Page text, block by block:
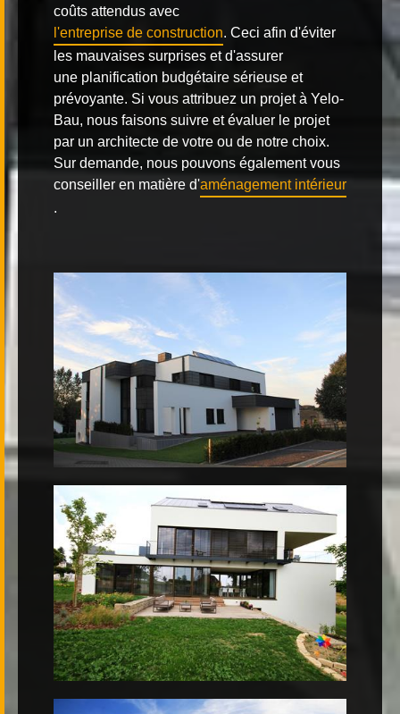
coûts attendus avec
l'entreprise de construction. Ceci afin d'éviter
les mauvaises surprises et d'assurer
une planification budgétaire sérieuse et
prévoyante. Si vous attribuez un projet à Yelo-
Bau, nous faisons suivre et évaluer le projet
par un architecte de votre ou de notre choix.
Sur demande, nous pouvons également vous
conseiller en matière d'aménagement intérieur
.